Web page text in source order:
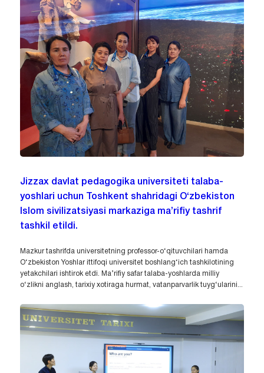
Jizzax davlat pedagogika universiteti talaba-
yoshlari uchun Toshkent shahridagi O‘zbekiston
Islom sivilizatsiyasi markaziga ma’rifiy tashrif
tashkil etildi.
Mazkur tashrifda universitetning professor-o‘qituvchilari hamda
O‘zbekiston Yoshlar ittifoqi universitet boshlang‘ich tashkilotining
yetakchilari ishtirok etdi. Ma’rifiy safar talaba-yoshlarda milliy
o‘zlikni anglash, tarixiy xotiraga hurmat, vatanparvarlik tuyg‘ularini...